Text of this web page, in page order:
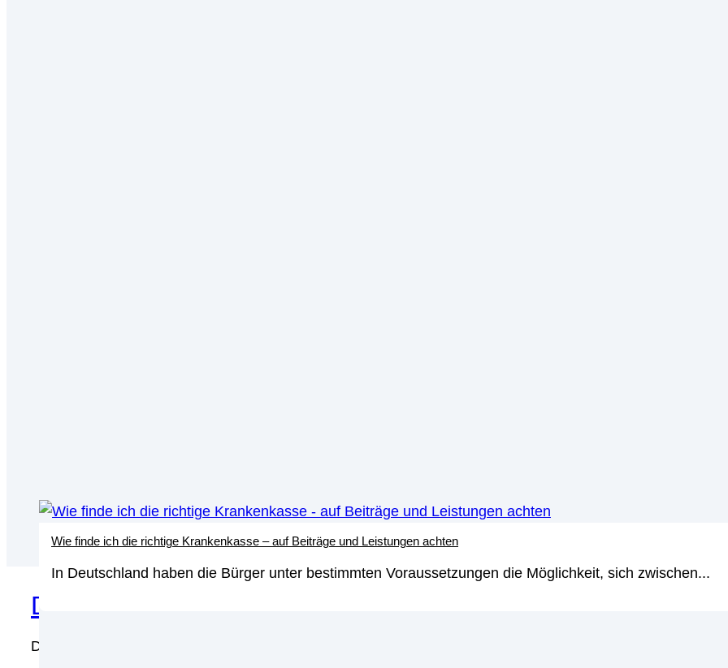
Wie finde ich die richtige Krankenkasse – auf Beiträge und Leistungen achten
In Deutschland haben die Bürger unter bestimmten Voraussetzungen die Möglichkeit, sich zwischen...
Die besten Healthcare Aktien – so investieren Sie in den
Die besten Healthcare Aktien: Zu den aktuellen Wachstumsbranchen zählt unter anderem der